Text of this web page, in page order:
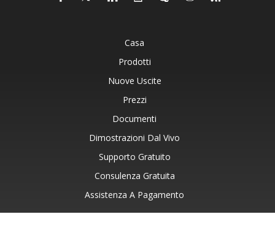
Casa
Prodotti
Nuove Uscite
Prezzi
Documenti
Dimostrazioni Dal Vivo
Supporto Gratuito
Consulenza Gratuita
Assistenza A Pagamento